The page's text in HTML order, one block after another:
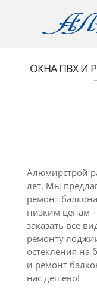
ОКНА ПВХ И
Алюмирстрой
лет. Мы
ремонт
низким ценам
заказать все
ремонту
остекления
и ремонт
нас дешево!